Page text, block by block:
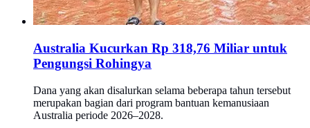
Australia Kucurkan Rp 318,76 Miliar untuk
Pengungsi Rohingya
Dana yang akan disalurkan selama beberapa tahun tersebut
merupakan bagian dari program bantuan kemanusiaan
Australia periode 2026–2028.